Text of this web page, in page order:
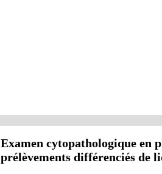
Examen cytopathologique en
prélèvements différenciés de